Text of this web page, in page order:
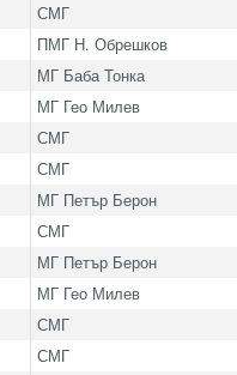
СМГ
ПМГ Н. Обрешков
МГ Баба Тонка
МГ Гео Милев
СМГ
СМГ
МГ Петър Берон
СМГ
МГ Петър Берон
МГ Гео Милев
СМГ
СМГ